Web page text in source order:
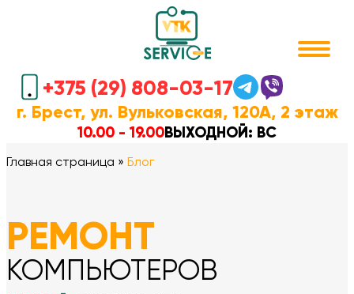
+375 (29) 808-03-17
г. Брест, ул. Вульковская, 120А, 2 этаж
10.00 - 19.00ВЫХОДНОЙ: ВC
Главная страница » Блог
РЕМОНТ
КОМПЬЮТЕРОВ